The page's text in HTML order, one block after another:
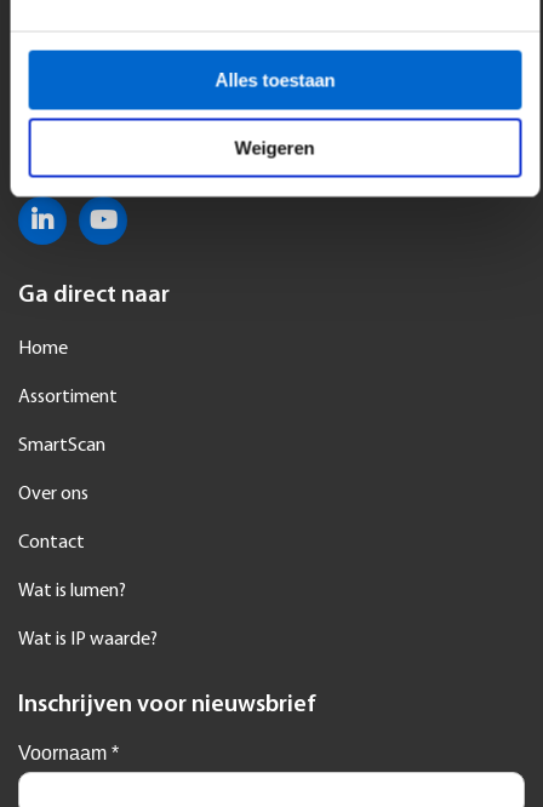
Alles toestaan
Weigeren
Postbus 43, 6880 AA Velp
026 3 845 959
Ga direct naar
Home
Assortiment
SmartScan
Over ons
Contact
Wat is lumen?
Wat is IP waarde?
Inschrijven voor nieuwsbrief